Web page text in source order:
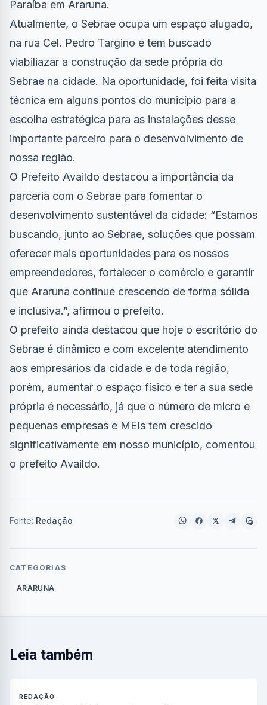
Paraíba em Araruna.
Atualmente, o Sebrae ocupa um espaço alugado,
na rua Cel. Pedro Targino e tem buscado
viabiliazar a construção da sede própria do
Sebrae na cidade. Na oportunidade, foi feita visita
técnica em alguns pontos do município para a
escolha estratégica para as instalações desse
importante parceiro para o desenvolvimento de
nossa região.
O Prefeito Availdo destacou a importância da
parceria com o Sebrae para fomentar o
desenvolvimento sustentável da cidade: “Estamos
buscando, junto ao Sebrae, soluções que possam
oferecer mais oportunidades para os nossos
empreendedores, fortalecer o comércio e garantir
que Araruna continue crescendo de forma sólida
e inclusiva.”, afirmou o prefeito.
O prefeito ainda destacou que hoje o escritório do
Sebrae é dinâmico e com excelente atendimento
aos empresários da cidade e de toda região,
porém, aumentar o espaço físico e ter a sua sede
própria é necessário, já que o número de micro e
pequenas empresas e MEIs tem crescido
significativamente em nosso município, comentou
o prefeito Availdo.
Fonte: Redação
CATEGORIAS
ARARUNA
Leia também
REDAÇÃO